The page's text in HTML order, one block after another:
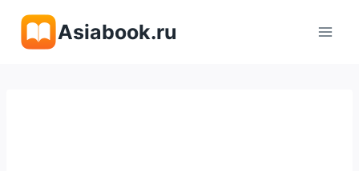
содержимому
Asiabook.ru